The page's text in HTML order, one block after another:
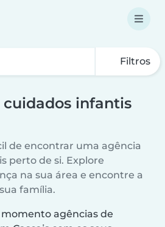
Filtros
infantis
de encontrar uma agência
perto de si. Explore
na sua área e encontre a
família.
agências de